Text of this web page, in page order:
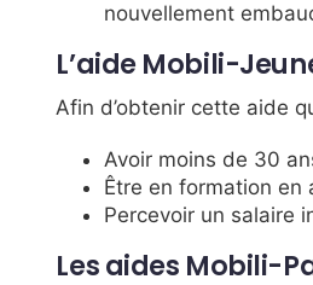
nouvellement
L’aide Mobili-
Afin d’obtenir cette aide
Avoir moins de 30
Être en formation en
Percevoir un salaire
Les aides Mobili-